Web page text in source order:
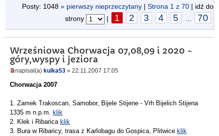
Posty: 1048 » pierwszy nieprzeczytany | Strona 1 z 70 | idź do
strony
| 1 2 3 4 5 70
Wrześniowa Chorwacja 07,08,09 i 2020 -
góry,wyspy i jeziora
napisał(a) kulka53 » 22.11.2007 17:05
Chorwacja 2007
1. Zamek Trakoscan, Samobor, Bijele Stijene - Vrh Bijelich Stijena
1335 m n.p.m. klik
2. Klek i Ribarica klik
3. Bura w Ribaricy, trasa z Karlobagu do Gospica, Plitwice klik